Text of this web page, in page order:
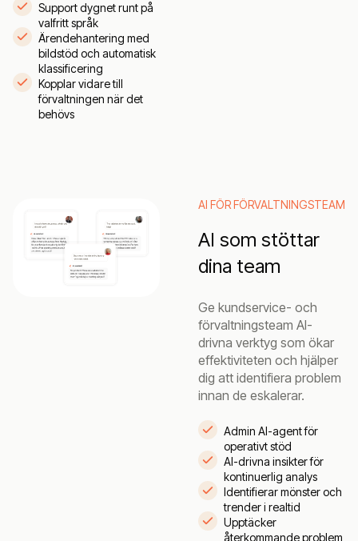
Support dygnet runt på
valfritt språk
Ärendehantering med
bildstöd och automatisk
klassificering
Kopplar vidare till
förvaltningen när det
behövs
AI FÖR FÖRVALTNINGSTEAM
AI som stöttar
dina team
Ge kundservice- och
förvaltningsteam AI-
drivna verktyg som ökar
effektiviteten och hjälper
dig att identifiera problem
innan de eskalerar.
Admin AI-agent för
operativt stöd
AI-drivna insikter för
kontinuerlig analys
Identifierar mönster och
trender i realtid
Upptäcker
återkommande problem